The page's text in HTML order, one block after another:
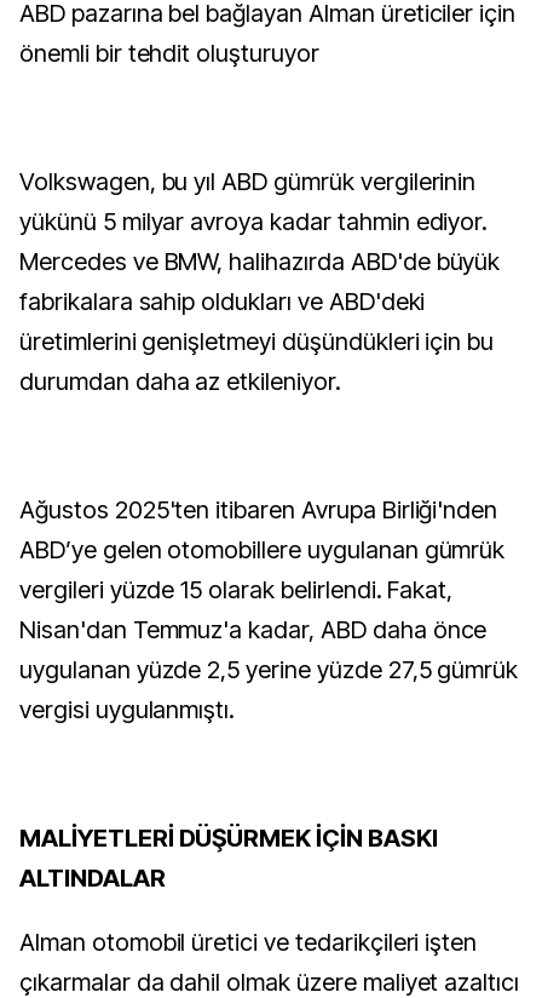
ABD pazarına bel bağlayan Alman üreticiler için
önemli bir tehdit oluşturuyor
Volkswagen, bu yıl ABD gümrük vergilerinin
yükünü 5 milyar avroya kadar tahmin ediyor.
Mercedes ve BMW, halihazırda ABD'de büyük
fabrikalara sahip oldukları ve ABD'deki
üretimlerini genişletmeyi düşündükleri için bu
durumdan daha az etkileniyor.
Ağustos 2025'ten itibaren Avrupa Birliği'nden
ABD’ye gelen otomobillere uygulanan gümrük
vergileri yüzde 15 olarak belirlendi. Fakat,
Nisan'dan Temmuz'a kadar, ABD daha önce
uygulanan yüzde 2,5 yerine yüzde 27,5 gümrük
vergisi uygulanmıştı.
MALİYETLERİ DÜŞÜRMEK İÇİN BASKI
ALTINDALAR
Alman otomobil üretici ve tedarikçileri işten
çıkarmalar da dahil olmak üzere maliyet azaltıcı